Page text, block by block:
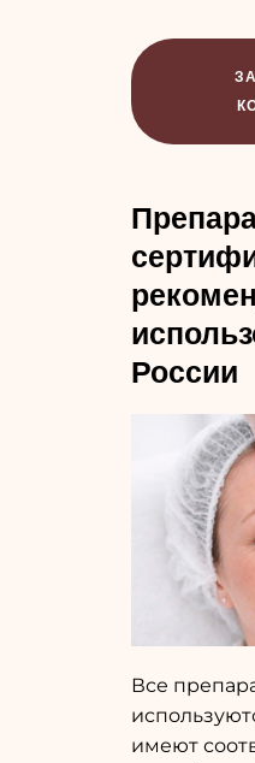
России
Все
имеют